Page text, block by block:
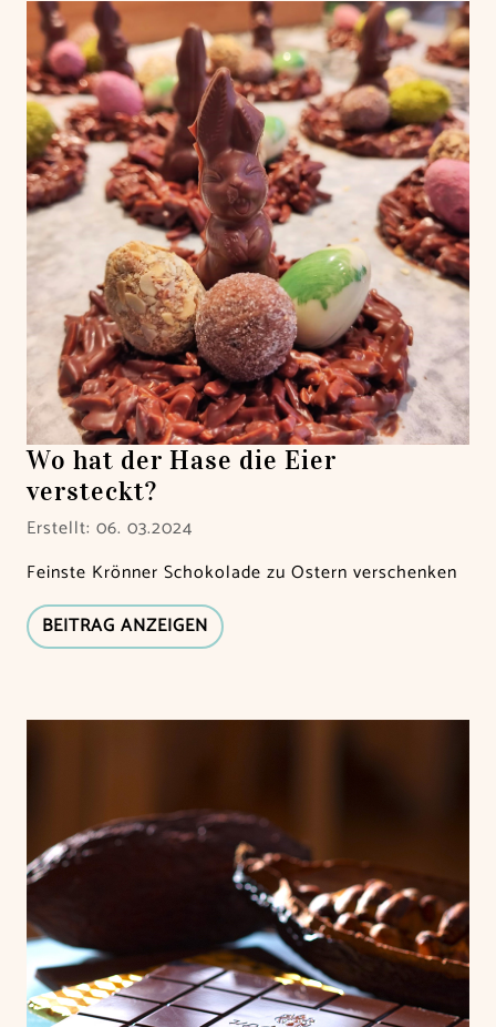
Wo hat der Hase die Eier
versteckt?
Erstellt: 06. 03.2024
Feinste Krönner Schokolade zu Ostern verschenken
BEITRAG ANZEIGEN